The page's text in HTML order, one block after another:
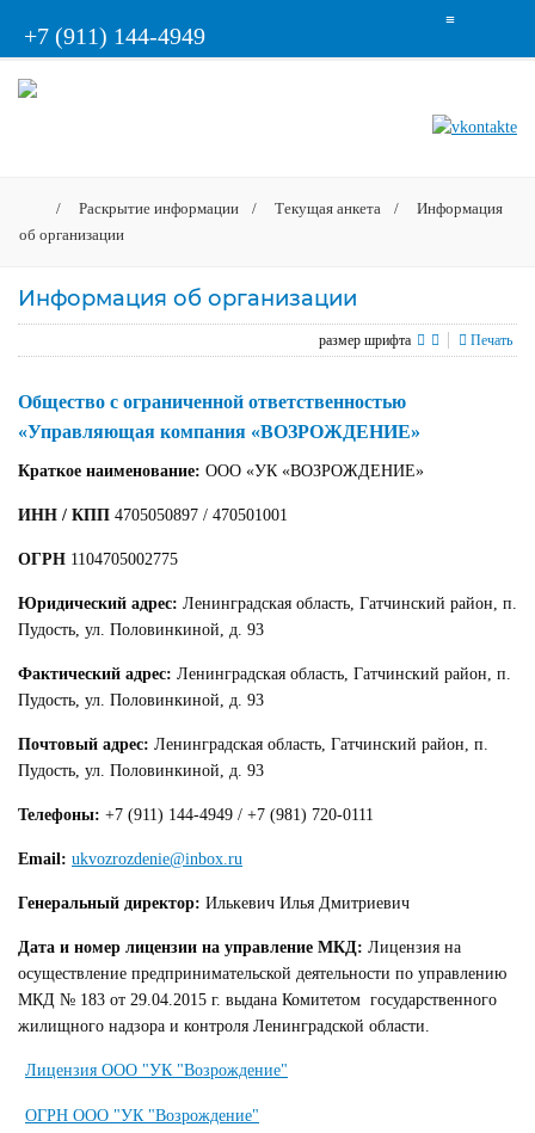
≡
+7 (911) 144-4949
/ Раскрытие информации / Текущая анкета /
Информация
об организации
Информация об организации
размер шрифта Печать
Общество с ограниченной ответственностью
«Управляющая компания «ВОЗРОЖДЕНИЕ»
Краткое наименование: ООО «УК «ВОЗРОЖДЕНИЕ»
ИНН / КПП 4705050897 / 470501001
ОГРН 1104705002775
Юридический адрес: Ленинградская область, Гатчинский район, п.
Пудость, ул. Половинкиной, д. 93
Фактический адрес: Ленинградская область, Гатчинский район, п.
Пудость, ул. Половинкиной, д. 93
Почтовый адрес: Ленинградская область, Гатчинский район, п.
Пудость, ул. Половинкиной, д. 93
Телефоны: +7 (911) 144-4949 / +7 (981) 720-0111
Email: ukvozrozdenie@inbox.ru
Генеральный директор: Илькевич Илья Дмитриевич
Дата и номер лицензии на управление МКД: Лицензия на
осуществление предпринимательской деятельности по управлению
МКД № 183 от 29.04.2015 г. выдана Комитетом государственного
жилищного надзора и контроля Ленинградской области.
Лицензия ООО "УК "Возрождение"
ОГРН ООО "УК "Возрождение"